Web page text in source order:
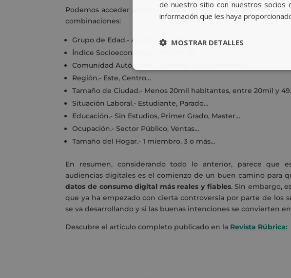
Podemos acceder a datos para las siguientes segmentaciones
combinaciones:
Grupo de Edad.- A partir de 4 años.
Índice Socioeconómico.- IA1, IA2, IB…
Comunidad Autónoma.- Canarias, Galicia, Navarra…
Región.- Este, Centro…
Tamaño de Ciudad.- Menos 20mil habitantes, entre 20mil y
Situación Laboral.- Estudiante, Parado…
Educación.- Sin Estudios, Primer Grado, Master…
Ocupación.- Sector Público, Ventas…
Tamaño del Hogar.- 1 miembro, 3 o más…
En resumen, considerando todo lo anterior, parece que
audiencias digitales es el comienzo de un buen camino para
datos de consumo digital más reales y fiables. Sin embargo,
que ya ha empezado con cierta controversia por parte de los
se va desarrollando y si las buenas intenciones se convierten
Descubre el artículo completo publicado en la Revista Rúbrica:
de nuestro sitio con nuestros socios
información que les haya
MOSTRAR DETALLES